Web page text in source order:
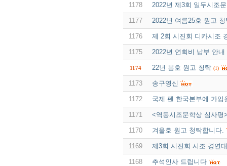
1178 2022년 제3회 일두시조
1177 2022년 여름25호 원고 청
1176 제 2회 시진회 디카시조
1175 2022년 연회비 납부 안내
1174 22년 봄호 원고 청탁 (1)
1173 송구영신
1172 국제 펜 한국본부에 가입
1171 <역동시조문학상 심사평
1170 겨울호 원고 청탁합니다.
1169 제3회 시진회 시조 경연
1168 추석인사 드립니다